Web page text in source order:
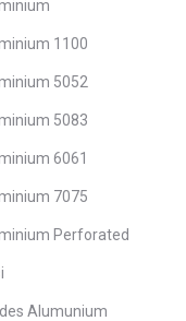
1100
5052
5083
6061
7075
Perforated
Alumunium